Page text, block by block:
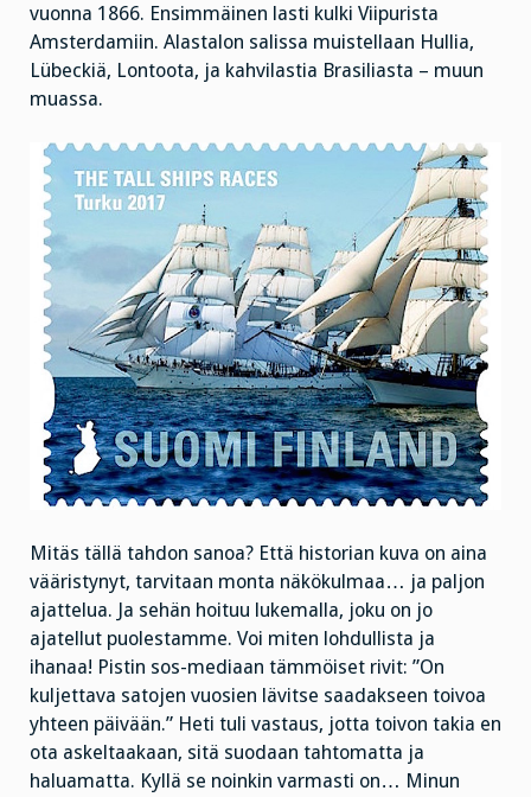
vuonna 1866. Ensimmäinen lasti kulki Viipurista
Amsterdamiin. Alastalon salissa muistellaan Hullia,
Lübeckiä, Lontoota, ja kahvilastia Brasiliasta – muun
muassa.
Mitäs tällä tahdon sanoa? Että historian kuva on aina
vääristynyt, tarvitaan monta näkökulmaa… ja paljon
ajattelua. Ja sehän hoituu lukemalla, joku on jo
ajatellut puolestamme. Voi miten lohdullista ja
ihanaa! Pistin sos-mediaan tämmöiset rivit: ”On
kuljettava satojen vuosien lävitse saadakseen toivoa
yhteen päivään.” Heti tuli vastaus, jotta toivon takia en
ota askeltaakaan, sitä suodaan tahtomatta ja
haluamatta. Kyllä se noinkin varmasti on… Minun